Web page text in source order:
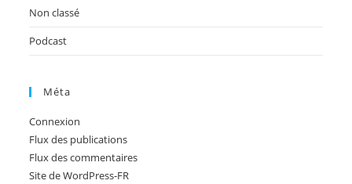
Non classé
Podcast
Méta
Connexion
Flux des publications
Flux des commentaires
Site de WordPress-FR